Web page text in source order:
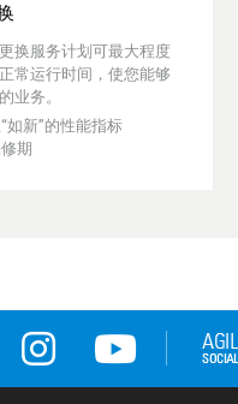
换服务计划可最大程度
常运行时间，使您能够
业务。
如新”的性能指标
期